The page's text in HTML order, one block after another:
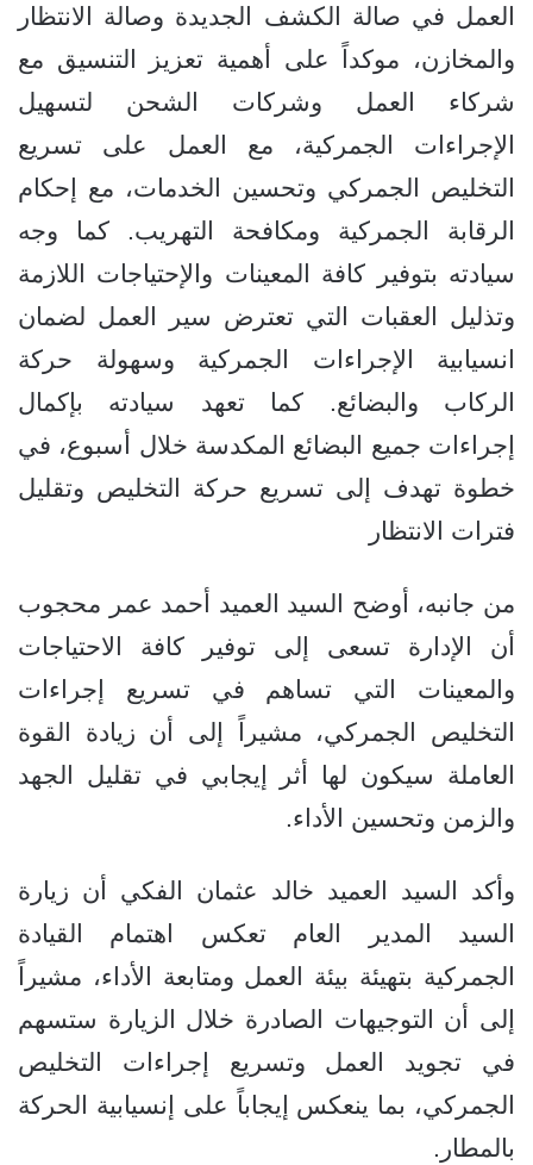
العمل في صالة الكشف الجديدة وصالة الانتظار
والمخازن، موكداً على أهمية تعزيز التنسيق مع
شركاء العمل وشركات الشحن لتسهيل
الإجراءات الجمركية، مع العمل على تسريع
التخليص الجمركي وتحسين الخدمات، مع إحكام
الرقابة الجمركية ومكافحة التهريب. كما وجه
سيادته بتوفير كافة المعينات والإحتياجات اللازمة
وتذليل العقبات التي تعترض سير العمل لضمان
انسيابية الإجراءات الجمركية وسهولة حركة
الركاب والبضائع. كما تعهد سيادته بإكمال
إجراءات جميع البضائع المكدسة خلال أسبوع، في
خطوة تهدف إلى تسريع حركة التخليص وتقليل
فترات الانتظار
من جانبه، أوضح السيد العميد أحمد عمر محجوب
أن الإدارة تسعى إلى توفير كافة الاحتياجات
والمعينات التي تساهم في تسريع إجراءات
التخليص الجمركي، مشيراً إلى أن زيادة القوة
العاملة سيكون لها أثر إيجابي في تقليل الجهد
والزمن وتحسين الأداء.
وأكد السيد العميد خالد عثمان الفكي أن زيارة
السيد المدير العام تعكس اهتمام القيادة
الجمركية بتهيئة بيئة العمل ومتابعة الأداء، مشيراً
إلى أن التوجيهات الصادرة خلال الزيارة ستسهم
في تجويد العمل وتسريع إجراءات التخليص
الجمركي، بما ينعكس إيجاباً على إنسيابية الحركة
بالمطار.